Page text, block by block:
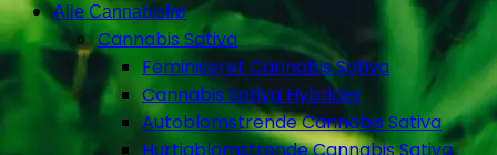
Alle Cannabisfrø
Cannabis Sativa
Feminiseret Cannabis Sativa
Cannabis Sativa Hybrider
Autoblomstrende Cannabis Sativa
Hurtigblomstrende Cannabis Sativa